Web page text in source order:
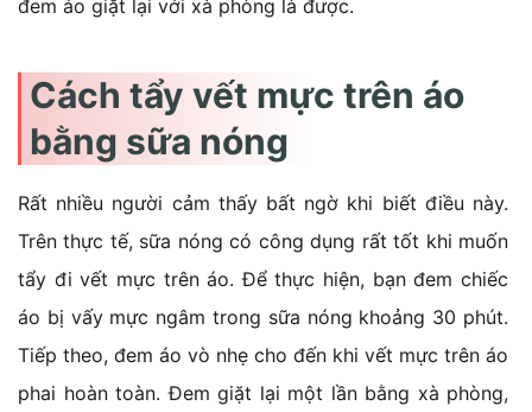
đem áo giặt lại với xà phòng là được.
Cách tẩy vết mực trên áo
bằng sữa nóng
Rất nhiều người cảm thấy bất ngờ khi biết điều này.
Trên thực tế, sữa nóng có công dụng rất tốt khi muốn
tẩy đi vết mực trên áo. Để thực hiện, bạn đem chiếc
áo bị vấy mực ngâm trong sữa nóng khoảng 30 phút.
Tiếp theo, đem áo vò nhẹ cho đến khi vết mực trên áo
phai hoàn toàn. Đem giặt lại một lần bằng xà phòng,